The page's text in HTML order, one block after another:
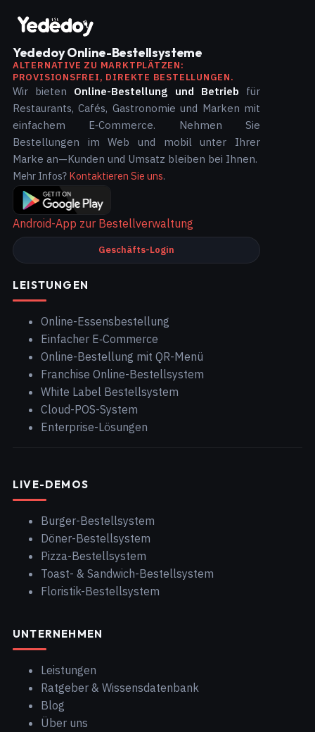
Yededoy Online-Bestellsysteme
ALTERNATIVE ZU MARKTPLÄTZEN:
PROVISIONSFREI, DIREKTE BESTELLUNGEN.
Wir bieten Online-Bestellung und Betrieb für
Restaurants, Cafés, Gastronomie und Marken mit
einfachem E‑Commerce. Nehmen Sie
Bestellungen im Web und mobil unter Ihrer
Marke an—Kunden und Umsatz bleiben bei Ihnen.
Mehr Infos? Kontaktieren Sie uns.
Android-App zur Bestellverwaltung
Geschäfts-Login
LEISTUNGEN
Online-Essensbestellung
Einfacher E‑Commerce
Online-Bestellung mit QR-Menü
Franchise Online-Bestellsystem
White Label Bestellsystem
Cloud-POS-System
Enterprise-Lösungen
LIVE-DEMOS
Burger-Bestellsystem
Döner-Bestellsystem
Pizza-Bestellsystem
Toast- & Sandwich-Bestellsystem
Floristik-Bestellsystem
UNTERNEHMEN
Leistungen
Ratgeber & Wissensdatenbank
Blog
Über uns